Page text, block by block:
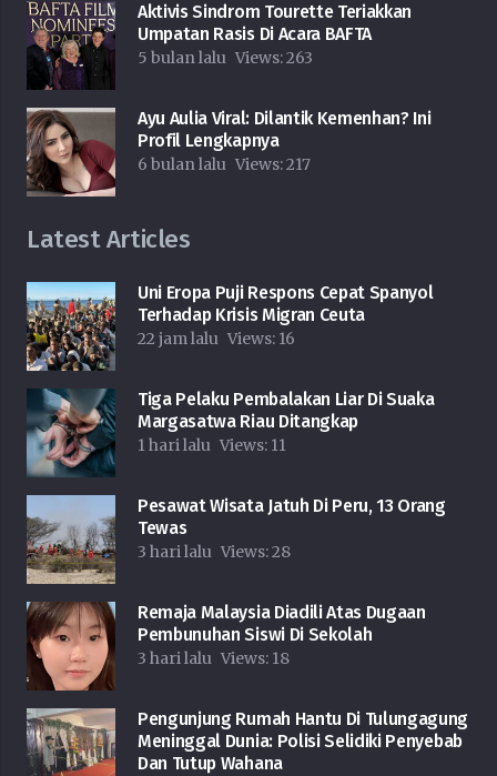
Aktivis Sindrom Tourette Teriakkan
Umpatan Rasis Di Acara BAFTA
5 bulan lalu Views:263
Ayu Aulia Viral: Dilantik Kemenhan? Ini
Profil Lengkapnya
6 bulan lalu Views:217
Latest Articles
Uni Eropa Puji Respons Cepat Spanyol
Terhadap Krisis Migran Ceuta
22 jam lalu Views: 16
Tiga Pelaku Pembalakan Liar Di Suaka
Margasatwa Riau Ditangkap
1 hari lalu Views: 11
Pesawat Wisata Jatuh Di Peru, 13 Orang
Tewas
3 hari lalu Views:28
Remaja Malaysia Diadili Atas Dugaan
Pembunuhan Siswi Di Sekolah
3 hari lalu Views: 18
Pengunjung Rumah Hantu Di Tulungagung
Meninggal Dunia: Polisi Selidiki Penyebab
Dan Tutup Wahana